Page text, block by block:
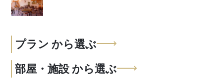
プラン から選ぶ
部屋・施設 から選ぶ